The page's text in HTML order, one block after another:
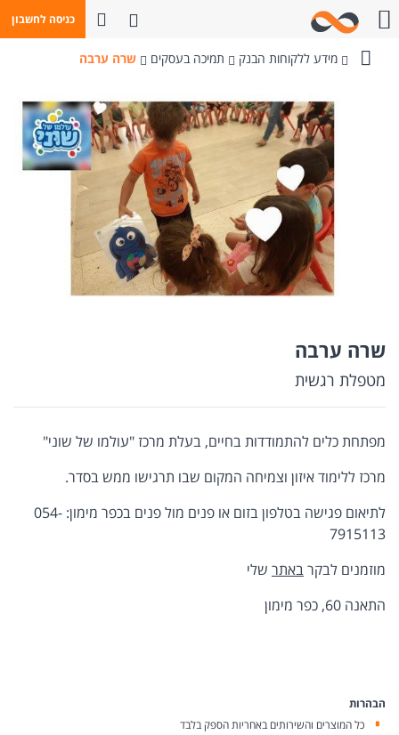
כניסה לחשבון
פתח חיפושחייגו אלינו
מזרחי-טפחות
מידע ללקוחות הבנק תמיכה בעסקים שרה ערבה
שרה ערבה
מטפלת רגשית
מפתחת כלים להתמודדות בחיים, בעלת מרכז "עולמו של שוני"
מרכז ללימוד איזון וצמיחה המקום שבו תרגישו ממש בסדר.
לתיאום פגישה בטלפון בזום או פנים מול פנים בכפר מימון: 054-
7915113
מוזמנים לבקרבאתר שלי
התאנה 60, כפר מימון
הבהרות
כל המוצרים והשירותים באחריות הספק בלבד